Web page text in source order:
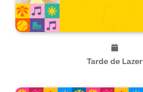
Tarde de Lazer